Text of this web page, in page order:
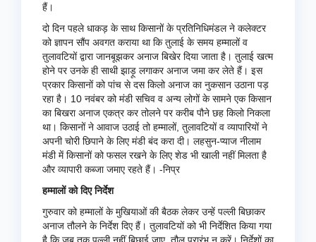
हैं।
दो दिन पहले धाकड़ के साथ किसानों के प्रतिनिधिमंडल ने कलेक्टर
को ज्ञापन सौंप अवगत कराया था कि तुलाई के समय हम्मालों व
तुलावटियों द्वारा जानबूझकर अनाज बिखेर दिया जाता है। तुलाई खत्म
होने पर उनके ही साथी झाड़ू लगाकर अनाज जमा कर लेते हैं। इस
प्रकार किसानों को पांच से दस किलो अनाज का नुकसान उठाना पड़
रहा है। 10 नवंबर को मंडी सचिव व अन्य लोगों के सामने एक किसान
का बिखरा अनाज एकत्र कर तोलने पर करीब पौने छह किलो निकला
था। किसानों ने आवाज उठाई तो हम्मालों, तुलावटियों व व्यापारियों ने
अपनी चोरी छिपाने के लिए मंडी बंद करा दी। लहसुन-प्याज नीलाम
मंडी में किसानों को फसल रखने के लिए शेड भी खाली नहीं मिलता है
और व्यापारी कब्जा जमाए रहते हैं। -निप्र
हम्मालों को दिए निर्देश
गुरुवार को हम्मालों के मुखियाओं की बैठक लेकर उन्हें पल्ली बिछाकर
अनाज तौलने के निर्देश दिए हैं। तुलावटियों को भी निर्देशित किया गया